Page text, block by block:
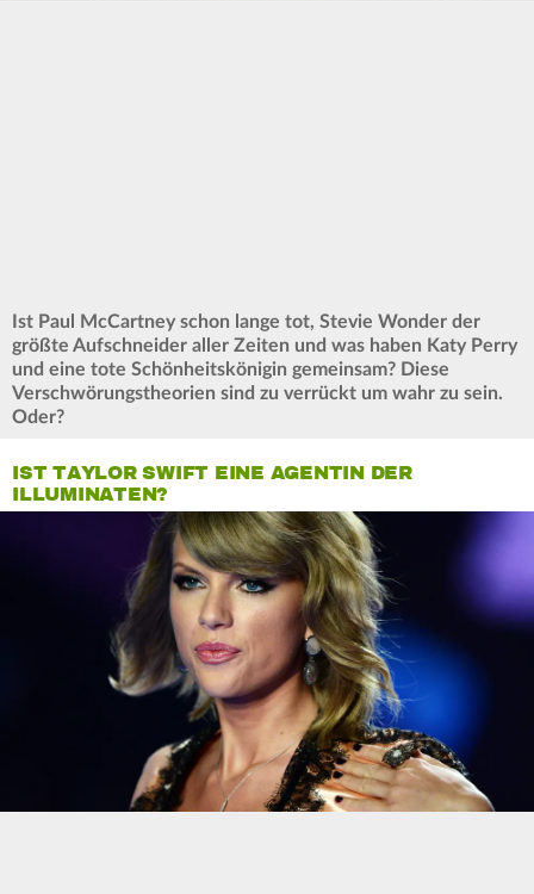
Ist Paul McCartney schon lange tot, Stevie Wonder der
größte Aufschneider aller Zeiten und was haben Katy Perry
und eine tote Schönheitskönigin gemeinsam? Diese
Verschwörungstheorien sind zu verrückt um wahr zu sein.
Oder?
IST TAYLOR SWIFT EINE AGENTIN DER
ILLUMINATEN?